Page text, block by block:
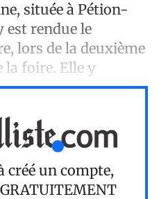
située à Pétion-
est rendue le
lors de la deuxième
la foire. Elle y
créé un compte,
GRATUITEMENT